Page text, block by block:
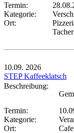
Termin:
Kategorie:
Ort:
10.09. 2026
STEP Kaffeeklatsch
Beschreibung:
Termin:
Kategorie:
Ort: